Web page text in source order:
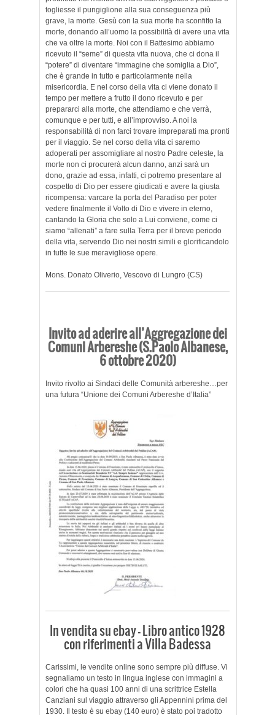
togliesse il pungiglione alla sua conseguenza più
grave, la morte. Gesù con la sua morte ha sconfitto la
morte, donando all’uomo la possibilità di avere una vita
che va oltre la morte. Noi con il Battesimo abbiamo
ricevuto il “seme” di questa vita nuova, che ci dona il
“potere” di diventare “immagine che somiglia a Dio”,
che è grande in tutto e particolarmente nella
misericordia. E nel corso della vita ci viene donato il
tempo per mettere a frutto il dono ricevuto e per
prepararci alla morte, che attendiamo e che verrà,
comunque e per tutti, e all’improvviso. A noi la
responsabilità di non farci trovare impreparati ma pronti
per il viaggio. Se nel corso della vita ci saremo
adoperati per assomigliare al nostro Padre celeste, la
morte non ci procurerà alcun danno, anzi sarà un
dono, grazie ad essa, infatti, ci potremo presentare al
cospetto di Dio per essere giudicati e avere la giusta
ricompensa: varcare la porta del Paradiso per poter
vedere finalmente il Volto di Dio e vivere in eterno,
cantando la Gloria che solo a Lui conviene, come ci
siamo “allenati” a fare sulla Terra per il breve periodo
della vita, servendo Dio nei nostri simili e glorificandolo
in tutte le sue meravigliose opere.
Mons. Donato Oliverio, Vescovo di Lungro (CS)
Invito ad aderire all’Aggregazione dei
Comuni Arbereshe (S.Paolo Albanese,
6 ottobre 2020)
Invito rivolto ai Sindaci delle Comunità arbereshe…per
una futura “Unione dei Comuni Arbereshe d’Italia”
In vendita su ebay – Libro antico 1928
con riferimenti a Villa Badessa
Carissimi, le vendite online sono sempre più diffuse. Vi
segnaliamo un testo in lingua inglese con immagini a
colori che ha quasi 100 anni di una scrittrice Estella
Canziani sul viaggio attraverso gli Appennini prima del
1930. Il testo è su ebay (140 euro) è stato poi tradotto